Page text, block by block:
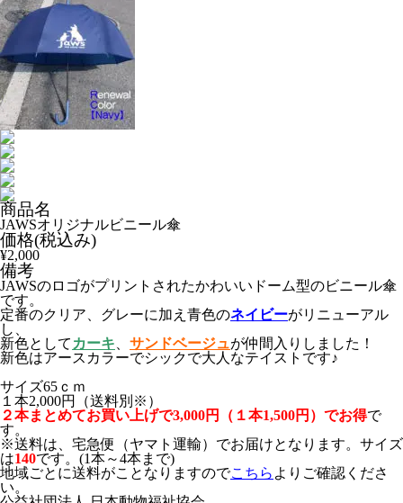
商品名
JAWSオリジナルビニール傘
価格(税込み)
¥2,000
備考
JAWSのロゴがプリントされたかわいいドーム型のビニール傘
です。
定番のクリア、グレーに加え青色のネイビーがリニューアル
し、
新色として カーキ サンドベージュが仲間入りしました！
新色はアースカラーでシックで大人なテイストです♪
サイズ65ｃｍ
１本2,000円（送料別※）
２本まとめてお買い上げで3,000円（１本1,500円）でお得で
す。
※送料は、宅急便（ヤマト運輸）でお届けとなります。サイズ
は140です。(1本～4本まで)
地域ごとに送料がことなりますのでこちら よりご確認くださ
い。